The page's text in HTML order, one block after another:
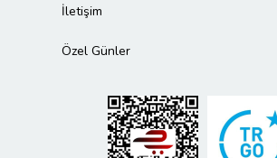
İletişim
Özel Günler